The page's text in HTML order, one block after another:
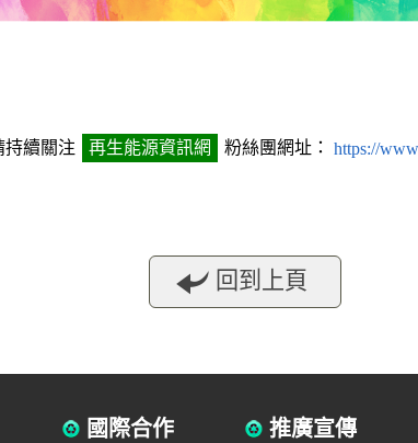
持續關注 再生能源資訊網 粉絲團網址： https://
回到上頁
國際合作 推廣宣傳